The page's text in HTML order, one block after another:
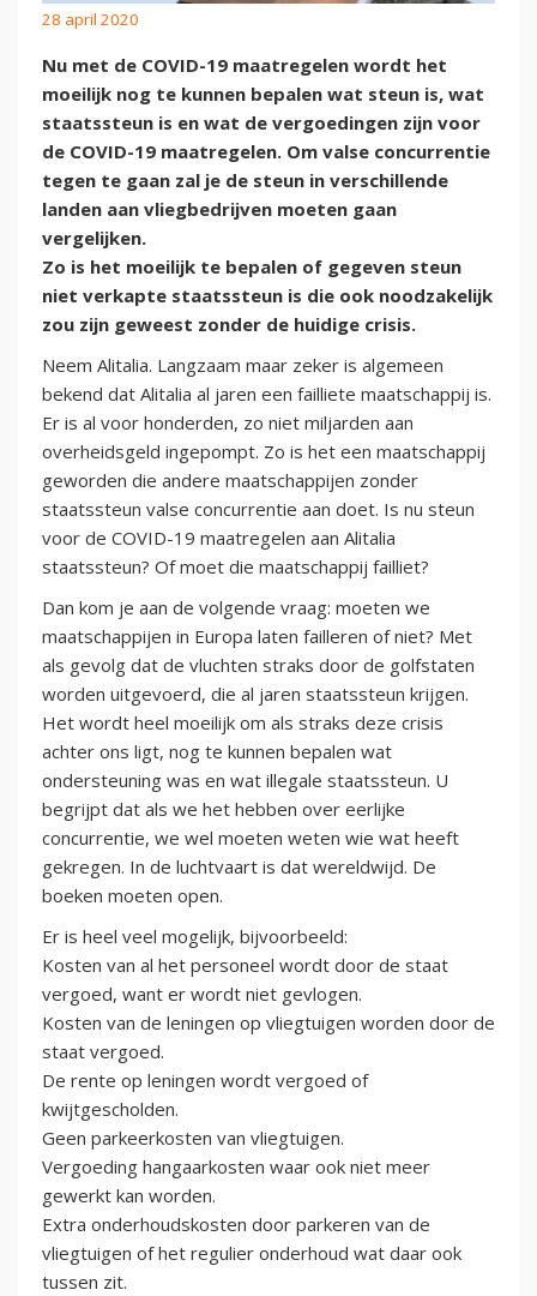
28 april 2020
Nu met de COVID-19 maatregelen wordt het
moeilijk nog te kunnen bepalen wat steun is, wat
staatssteun is en wat de vergoedingen zijn voor
de COVID-19 maatregelen. Om valse concurrentie
tegen te gaan zal je de steun in verschillende
landen aan vliegbedrijven moeten gaan
vergelijken.
Zo is het moeilijk te bepalen of gegeven steun
niet verkapte staatssteun is die ook noodzakelijk
zou zijn geweest zonder de huidige crisis.
Neem Alitalia. Langzaam maar zeker is algemeen
bekend dat Alitalia al jaren een failliete maatschappij is.
Er is al voor honderden, zo niet miljarden aan
overheidsgeld ingepompt. Zo is het een maatschappij
geworden die andere maatschappijen zonder
staatssteun valse concurrentie aan doet. Is nu steun
voor de COVID-19 maatregelen aan Alitalia
staatssteun? Of moet die maatschappij failliet?
Dan kom je aan de volgende vraag: moeten we
maatschappijen in Europa laten failleren of niet? Met
als gevolg dat de vluchten straks door de golfstaten
worden uitgevoerd, die al jaren staatssteun krijgen.
Het wordt heel moeilijk om als straks deze crisis
achter ons ligt, nog te kunnen bepalen wat
ondersteuning was en wat illegale staatssteun. U
begrijpt dat als we het hebben over eerlijke
concurrentie, we wel moeten weten wie wat heeft
gekregen. In de luchtvaart is dat wereldwijd. De
boeken moeten open.
Er is heel veel mogelijk, bijvoorbeeld:
Kosten van al het personeel wordt door de staat
vergoed, want er wordt niet gevlogen.
Kosten van de leningen op vliegtuigen worden door de
staat vergoed.
De rente op leningen wordt vergoed of
kwijtgescholden.
Geen parkeerkosten van vliegtuigen.
Vergoeding hangaarkosten waar ook niet meer
gewerkt kan worden.
Extra onderhoudskosten door parkeren van de
vliegtuigen of het regulier onderhoud wat daar ook
tussen zit.